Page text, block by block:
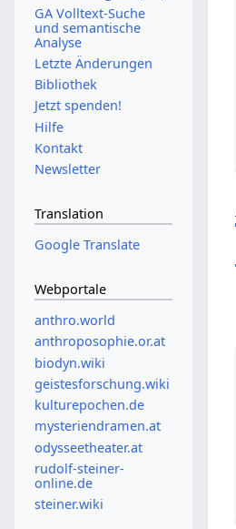
GA Volltext-Suche
und semantische
Analyse
Letzte Änderungen
Bibliothek
Jetzt spenden!
Hilfe
Kontakt
Newsletter
Translation
Google Translate
Webportale
anthro.world
anthroposophie.or.at
biodyn.wiki
geistesforschung.wiki
kulturepochen.de
mysteriendramen.at
odysseetheater.at
rudolf-steiner-
online.de
steiner.wiki